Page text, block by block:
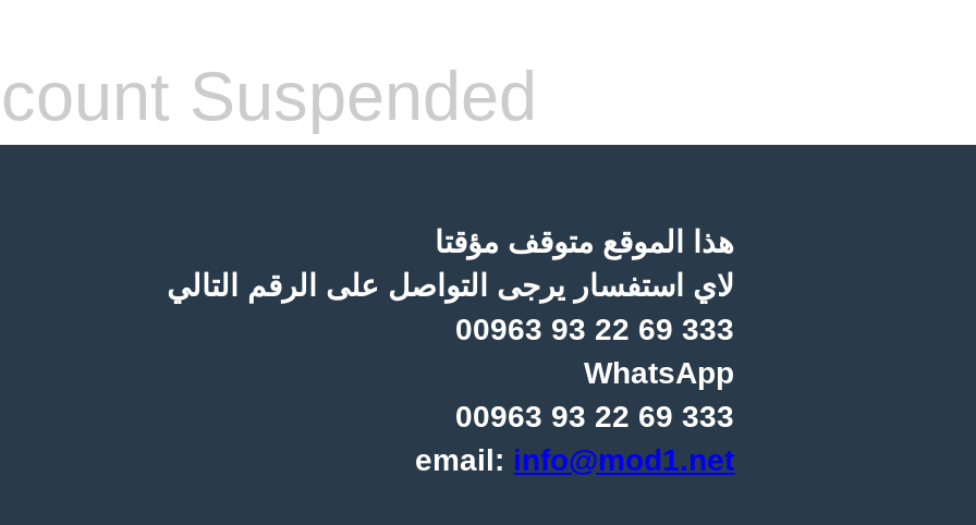
Suspended
هذا الموقع متوقف مؤقتا
لاي استفسار يرجى التواصل على الرقم التالي
00963 93 22 69 333
WhatsApp
00963 93 22 69 333
email: info@mod1.net